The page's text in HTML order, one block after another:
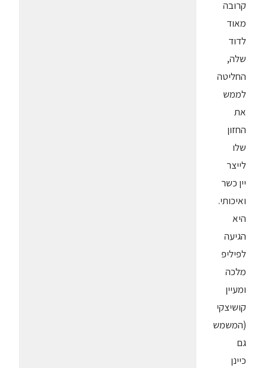
קרובה
מאוד
לדוד
שלה,
החליטה
לממש
את
החזון
שלו
לייצר
יין כשר
ואיכותי.
היא
הגיעה
לפיליפ
מלכה
ומעיין
קושיצקי
(המשמש
גם
כיינן